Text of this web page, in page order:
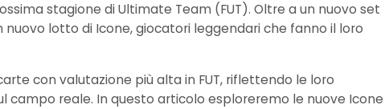
stagione di Ultimate Team (FUT). Oltre a un nuovo set
nuovo lotto di Icone, giocatori leggendari che fanno il loro
con valutazione più alta in FUT, riflettendo le loro
campo reale. In questo articolo esploreremo le nuove Icone